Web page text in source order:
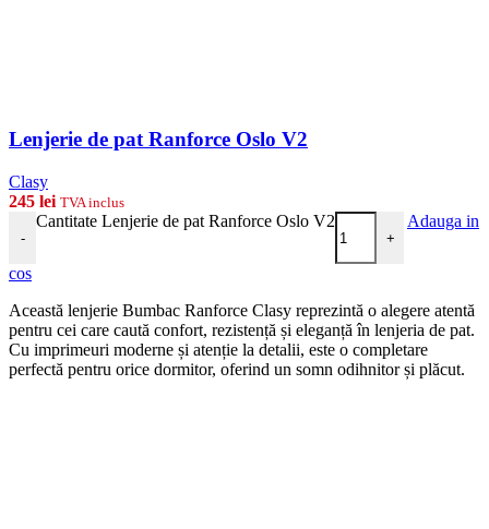
Lenjerie de pat Ranforce Oslo V2
Clasy
245 lei TVA inclus
-
Cantitate Lenjerie de pat Ranforce Oslo V2
+
Adauga in
cos
Această lenjerie Bumbac Ranforce Clasy reprezintă o alegere atentă
pentru cei care caută confort, rezistență și eleganță în lenjeria de pat.
Cu imprimeuri moderne și atenție la detalii, este o completare
perfectă pentru orice dormitor, oferind un somn odihnitor și plăcut.